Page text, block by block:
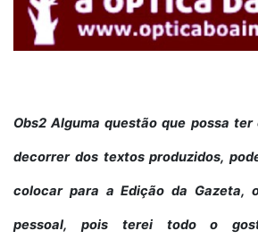
Obs2 Alguma questão que possa
decorrer dos textos produzidos,
colocar para a Edição da Gazeta,
pessoal, pois terei todo o